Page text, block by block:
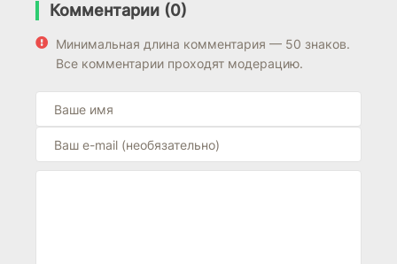
Комментарии (0)
Минимальная длина комментария — 50 знаков.
Все комментарии проходят модерацию.